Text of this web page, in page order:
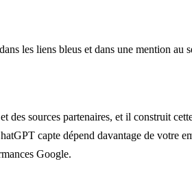
les liens bleus et dans une mention au
sources partenaires, et il construit
capte dépend davantage de votre
Google.